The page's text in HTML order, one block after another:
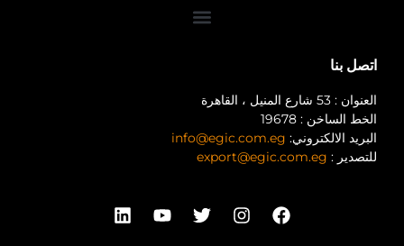
اتصل بنا
العنوان : 53 شارع المنيل ، القاهرة
الخط الساخن : 19678
البريد الالكتروني: info@egic.com.eg
للتصدير : export@egic.com.eg